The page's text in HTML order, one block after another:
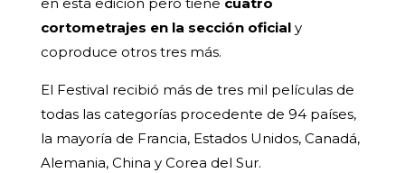
en esta edición pero tiene cuatro
cortometrajes en la sección oficialy
coproduce otros tres más.
El Festival recibió más de tres mil películas de
todas las categorías procedente de 94 países,
la mayoría de Francia, Estados Unidos, Canadá,
Alemania, China y Corea del Sur.